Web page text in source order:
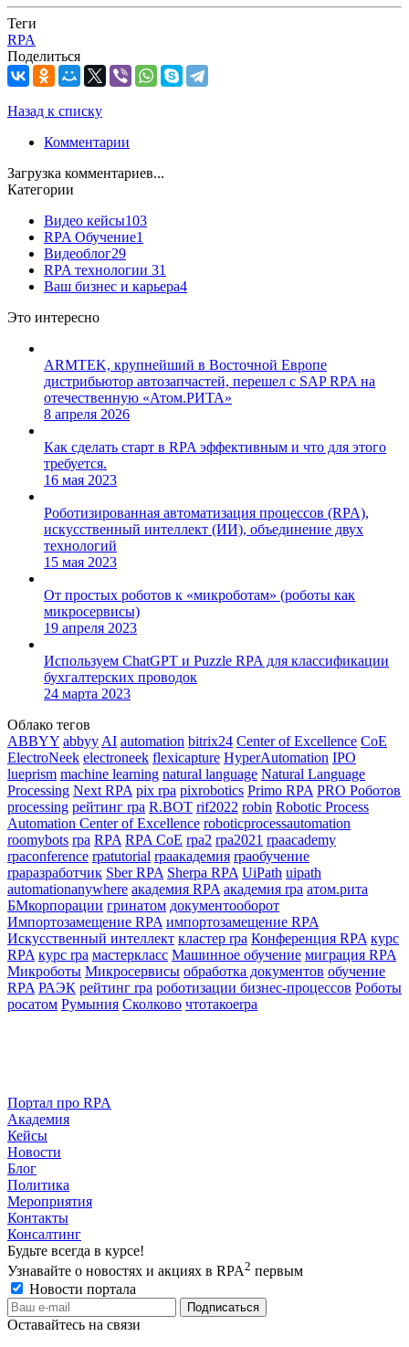
Теги
RPA
Поделиться
Назад к списку
Комментарии
Загрузка комментариев...
Категории
Видео кейсы103
RPA Обучение1
Видеоблог29
RPA технологии 31
Ваш бизнес и карьера4
Это интересно
ARMTEK, крупнейший в Восточной Европе
дистрибьютор автозапчастей, перешел с SAP RPA на
отечественную «Атом.РИТА»
8 апреля 2026
Как сделать старт в RPA эффективным и что для этого
требуется.
16 мая 2023
Роботизированная автоматизация процессов (RPA),
искусственный интеллект (ИИ), объединение двух
технологий
15 мая 2023
От простых роботов к «микроботам» (роботы как
микросервисы)
19 апреля 2023
Используем ChatGPT и Puzzle RPA для классификации
бухгалтерских проводок
24 марта 2023
Облако тегов
ABBYY abbyy AI automation bitrix24 Center of Excellence CoE
ElectroNeek electroneek flexicapture HyperAutomation IPO
lueprism machine learning natural language Natural Language
Processing Next RPA pix rpa pixrobotics Primo RPA PRO Роботов
processing pейтинг rpa R.BOT rif2022 robin Robotic Process
Automation Center of Excellence roboticprocessautomation
roomybots rpa RPA RPA CoE rpa2 rpa2021 rpaacademy
rpaconference rpatutorial rpaакадемия rpaобучение
rpaразработчик Sber RPA Sherpa RPA UiPath uipath
аutomationаnywhere академия RPA академия rpa атом.рита
БМкорпорации гринатом документооборот
Импортозамещение RPA импортозамещение RPA
Искусственный интеллект кластер rpa Конференция RPA курс
RPA курс rpa мастеркласс Машинное обучение миграция RPA
Микроботы Микросервисы обработка документов обучение
RPA РАЭК рейтинг rpa роботизации бизнес-процессов Роботы
росатом Румыния Сколково чтотакоеrpa
Портал про RPA
Академия
Кейсы
Новости
Блог
Политика
Мероприятия
Контакты
Консалтинг
Будьте всегда в курсе!
Узнавайте о новостях и акциях в RPA2 первым
Новости портала
Оставайтесь на связи